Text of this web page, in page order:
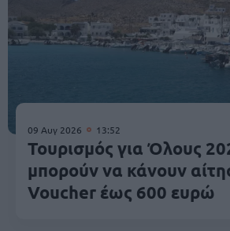
09 Αυγ 2026 13:52
Τουρισμός για Όλους
μπορούν να κάνουν
Voucher έως 600 ευρώ